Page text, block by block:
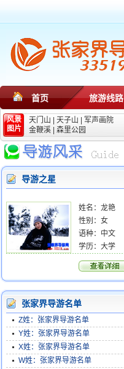
首页 旅游线路
风景
图片
天门山 天子山
军声画院
金鞭溪
森里公园
导游之星
姓名： 龙艳
性别： 女
语种： 中文
学历： 大学
张家界导游名单
Z姓：张家界导游名单
Y姓：张家界导游名单
X姓：张家界导游名单
W姓：张家界导游名单